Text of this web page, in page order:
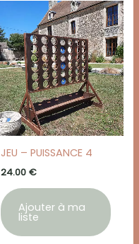
JEU – PUISSANCE 4
24.00 €
Ajouter à ma
liste